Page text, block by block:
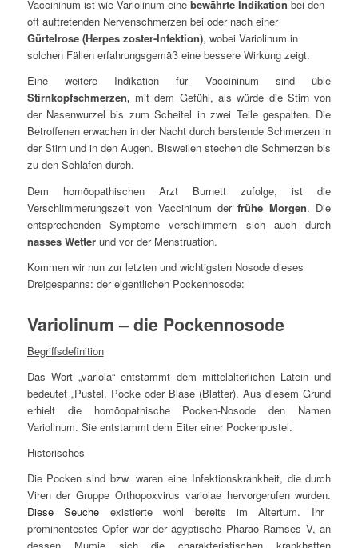
Vaccininum ist wie Variolinum eine bewährte Indikation bei den
oft auftretenden Nervenschmerzen bei oder nach einer
Gürtelrose (Herpes zoster-Infektion), wobei Variolinum in
solchen Fällen erfahrungsgemäß eine bessere Wirkung zeigt.
Eine weitere Indikation für Vaccininum sind üble
Stirnkopfschmerzen, mit dem Gefühl, als würde die Stirn von
der Nasenwurzel bis zum Scheitel in zwei Teile gespalten. Die
Betroffenen erwachen in der Nacht durch berstende Schmerzen in
der Stirn und in den Augen. Bisweilen stechen die Schmerzen bis
zu den Schläfen durch.
Dem homöopathischen Arzt Burnett zufolge, ist die
Verschlimmerungszeit von Vaccininum derfrühe Morgen. Die
entsprechenden Symptome verschlimmern sich auch durch
nasses Wetterund vor der Menstruation.
Kommen wir nun zur letzten und wichtigsten Nosode dieses
Dreigespanns: der eigentlichen Pockennosode:
Variolinum – die Pockennosode
Begriffsdefinition
Das Wort „variola“ entstammt dem mittelalterlichen Latein und
bedeutet „Pustel, Pocke oder Blase (Blatter). Aus diesem Grund
erhielt die homöopathische Pocken-Nosode den Namen
Variolinum. Sie entstammt dem Eiter einer Pockenpustel.
Historisches
Die Pocken sind bzw. waren eine Infektionskrankheit, die durch
Viren der Gruppe Orthopoxvirus variolae hervorgerufen wurden.
Diese Seuche existierte wohl bereits im Altertum. Ihr
prominentestes Opfer war der ägyptische Pharao Ramses V, an